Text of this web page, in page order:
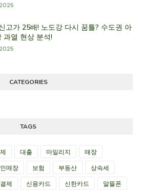
고가 25배! 노도강 다시 꿈틀? 수도권 아
과열 현상 분석!
CATEGORIES
TAGS
대출 마일리지
매장
매장 보험 부동산
상속세
제 신용카드 신한카드
알뜰폰